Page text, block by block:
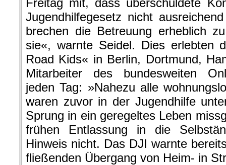
Freitag mit, dass überschuldete
Jugendhilfegesetz nicht
brechen die Betreuung erheblich
sie«, warnte Seidel. Dies erlebten
Road Kids« in Berlin, Dortmund,
Mitarbeiter des bundesweiten
jeden Tag: »Nahezu alle
waren zuvor in der Jugendhilfe
Sprung in ein geregeltes Leben
frühen Entlassung in die
Hinweis nicht. Das DJI warnte
fließenden Übergang von Heim- in